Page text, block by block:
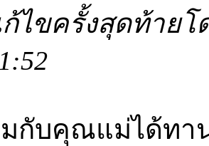
ไขครั้งสุดท้ายโด
กับคุณแม่ได้ทา